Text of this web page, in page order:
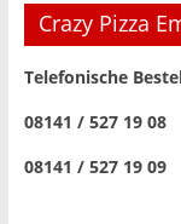
Crazy Pizza
Telefonische
08141 / 527 19 08
08141 / 527 19 09